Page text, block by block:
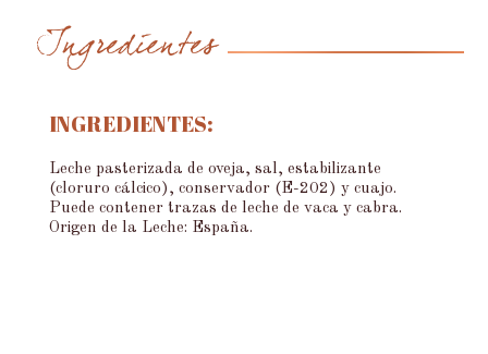
Ingredientes
INGREDIENTES:
Leche pasterizada de oveja, sal, estabilizante
(cloruro cálcico), conservador (E-202) y cuajo.
Puede contener trazas de leche de vaca y cabra.
Origen de la Leche: España.